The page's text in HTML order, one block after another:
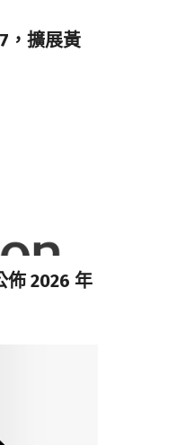
，擴展黃
2026 年